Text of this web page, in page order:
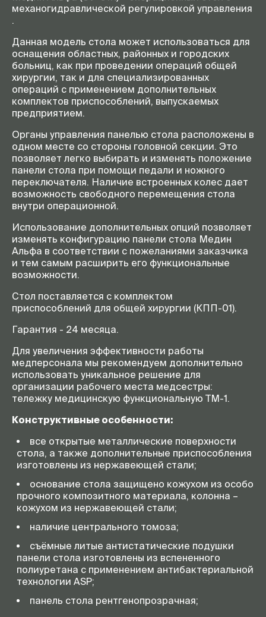
Наклоны ножных секций
+30˚/-90˚
Наличие встроенных колес,
мм
Ø 100
Масса стола с подушками не
более, кг
195
Продольное перемещение
панели стола (опция), мм
320
Высота подъема
механического встроенного
почечного валика (опция) не
более, мм
140
Излом спинной секции
(опция), мм
105
механогидравлической регулировкой управления
.
Данная модель стола может использоваться для
оснащения областных, районных и городских
больниц, как при проведении операций общей
хирургии, так и для специализированных
операций с применением дополнительных
комплектов приспособлений, выпускаемых
предприятием.
Органы управления панелью стола расположены в
одном месте со стороны головной секции. Это
позволяет легко выбирать и изменять положение
панели стола при помощи педали и ножного
переключателя. Наличие встроенных колес дает
возможность свободного перемещения стола
внутри операционной.
Использование дополнительных опций позволяет
изменять конфигурацию панели стола Медин
Альфа в соответствии с пожеланиями заказчика
и тем самым расширить его функциональные
возможности.
Стол поставляется с комплектом
приспособлений для общей хирургии (КПП-01).
Гарантия - 24 месяца.
Для увеличения эффективности работы
медперсонала мы рекомендуем дополнительно
использовать уникальное решение для
организации рабочего места медсестры:
тележку медицинскую функциональную ТМ-1.
Конструктивные особенности:
все открытые металлические поверхности
стола, а также дополнительные приспособления
изготовлены из нержавеющей стали;
основание стола защищено кожухом из особо
прочного композитного материала, колонна –
кожухом из нержавеющей стали;
наличие центрального томоза;
съёмные литые антистатические подушки
панели стола изготовлены из вспененного
полиуретана с применением антибактериальной
технологии ASP;
панель стола рентгенопрозрачная;